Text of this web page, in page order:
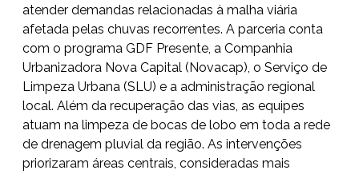
atender demandas relacionadas à malha viária
afetada pelas chuvas recorrentes. A parceria conta
com o programa GDF Presente, a Companhia
Urbanizadora Nova Capital (Novacap), o Serviço de
Limpeza Urbana (SLU) e a administração regional
local. Além da recuperação das vias, as equipes
atuam na limpeza de bocas de lobo em toda a rede
de drenagem pluvial da região. As intervenções
priorizaram áreas centrais, consideradas mais